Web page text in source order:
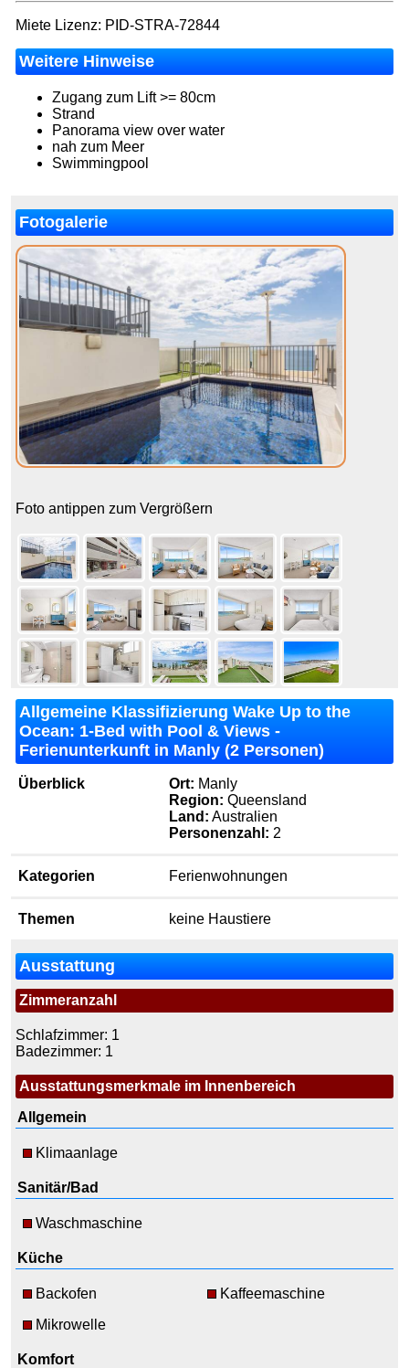
Miete Lizenz: PID-STRA-72844
Weitere Hinweise
Zugang zum Lift >= 80cm
Strand
Panorama view over water
nah zum Meer
Swimmingpool
Fotogalerie
Foto antippen zum Vergrößern
Allgemeine Klassifizierung Wake Up to the
Ocean: 1-Bed with Pool & Views -
Ferienunterkunft in Manly (2 Personen)
Überblick Ort: Manly
Region: Queensland
Land: Australien
Personenzahl: 2
Kategorien Ferienwohnungen
Themen keine Haustiere
Ausstattung
Zimmeranzahl
Schlafzimmer: 1
Badezimmer: 1
Ausstattungsmerkmale im Innenbereich
Allgemein
Klimaanlage
Sanitär/Bad
Waschmaschine
Küche
Backofen
Kaffeemaschine
Mikrowelle
Komfort